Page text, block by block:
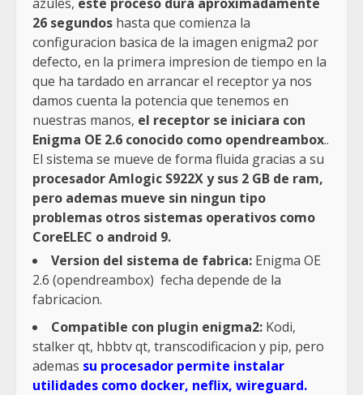
26 segundos hasta que comienza la
configuracion basica de la imagen enigma2 por
defecto, en la primera impresion de tiempo en la
que ha tardado en arrancar el receptor ya nos
damos cuenta la potencia que tenemos en
nuestras manos, el receptor se iniciara con
Enigma OE 2.6 conocido como opendreambox..
El sistema se mueve de forma fluida gracias a su
procesador Amlogic S922X y sus 2 GB de ram,
pero ademas mueve sin ningun tipo
problemas otros sistemas operativos como
CoreELEC o android 9.
Version del sistema de fabrica: Enigma OE
2.6 (opendreambox) fecha depende de la
fabricacion.
Compatible con plugin enigma2: Kodi,
stalker qt, hbbtv qt, transcodificacion y pip, pero
ademas su procesador permite instalar
utilidades como docker, neflix, wireguard.